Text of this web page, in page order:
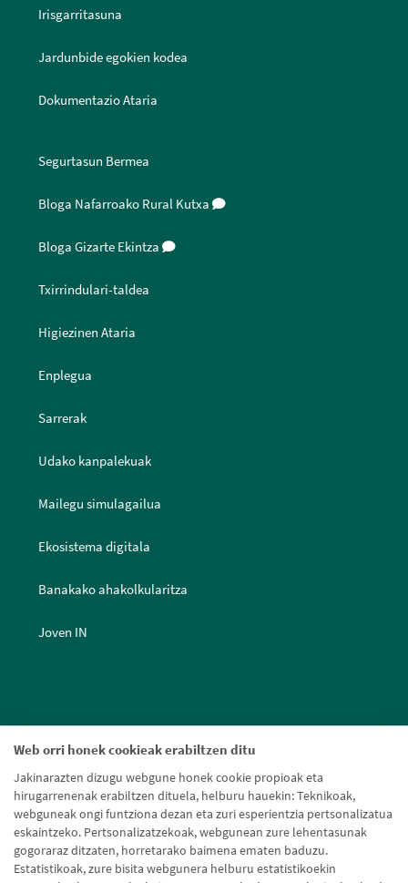
Web orri honek cookieak erabiltzen ditu
Jakinarazten dizugu webgune honek cookie propioak eta
hirugarrenenak erabiltzen dituela, helburu hauekin: Teknikoak,
webguneak ongi funtziona dezan eta zuri esperientzia pertsonalizatua
eskaintzeko. Pertsonalizatzekoak, webgunean zure lehentasunak
gogoraraz ditzaten, horretarako baimena ematen baduzu.
Estatistikoak, zure bisita webgunera helburu estatistikoekin
Irisgarritasuna
Jardunbide egokien kodea
Dokumentazio Ataria
Segurtasun Bermea
Bloga Nafarroako Rural Kutxa
Bloga Gizarte Ekintza
Txirrindulari-taldea
Higiezinen Ataria
Enplegua
Sarrerak
Udako kanpalekuak
Mailegu simulagailua
Ekosistema digitala
Banakako ahakolkularitza
Joven IN